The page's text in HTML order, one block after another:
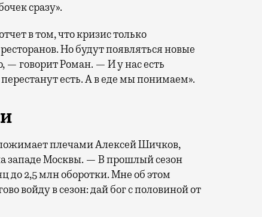
сразу».
в том, что кризис только
Но будут появляться новые
— говорит Роман. — И у нас есть
есть. А в еде мы понимаем».
плечами Алексей Шичков,
западе Москвы. — В прошлый сезон
до 2,5 млн оборотки. Мне об этом
войду в сезон: дай бог с половиной от